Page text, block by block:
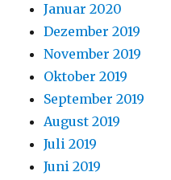
Januar 2020
Dezember 2019
November 2019
Oktober 2019
September 2019
August 2019
Juli 2019
Juni 2019